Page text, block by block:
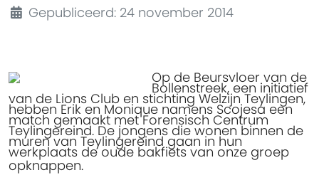
Gepubliceerd: 24 november 2014
Op de Beursvloer van de
Bollenstreek, een initiatief
van de Lions Club en stichting Welzijn Teylingen,
hebben Erik en Monique namens Scojesa een
match gemaakt met Forensisch Centrum
Teylingereind. De jongens die wonen binnen de
muren van Teylingereind gaan in hun
werkplaats de oude bakfiets van onze groep
opknappen.